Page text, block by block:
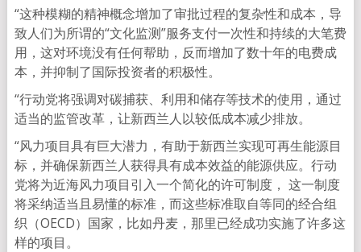
“这种模糊的精神概念增加了审批过程的复杂性和成本，导
致人们为所谓的“文化监测”服务支付一次性和持续的大笔费
用，这对环境没有任何帮助，反而增加了数十年的电费成
本，并抑制了国际投资者的积极性。
“行动党将强调对碳捕获、利用和储存等技术的使用，通过
适当的监管改革，让新西兰人以较低成本减少排放。
“风力项目具有巨大潜力，有助于新西兰实现可再生能源目
标，并确保新西兰人获得具有成本效益的能源供应。行动
党将为近海风力项目引入一个简化的许可制度， 这一制度
将采纳适当且易懂的标准，而这些标准取自等同的经合组
织（OECD）国家，比如丹麦，那里已经成功实施了许多这
样的项目。